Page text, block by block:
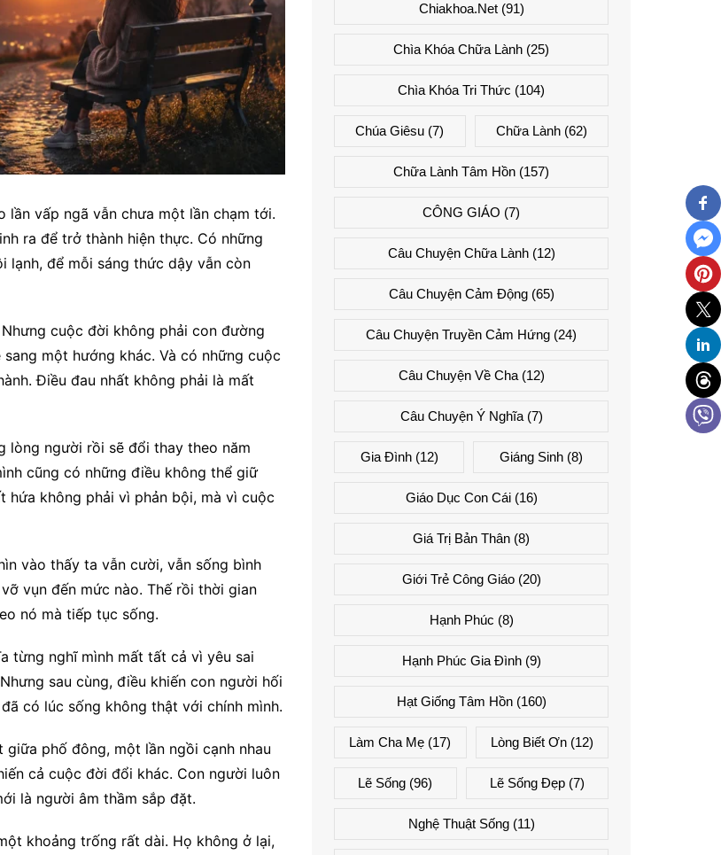
vấp ngã vẫn chưa một lần chạm tới.
ra để trở thành hiện thực. Có những
lạnh, để mỗi sáng thức dậy vẫn còn
cuộc đời không phải con đường
một hướng khác. Và có những cuộc
Điều đau nhất không phải là mất
lòng người rồi sẽ đổi thay theo năm
cũng có những điều không thể giữ
không phải vì phản bội, mà vì cuộc
vào thấy ta vẫn cười, vẫn sống bình
vụn đến mức nào. Thế rồi thời gian
nó mà tiếp tục sống.
từng nghĩ mình mất tất cả vì yêu sai
sau cùng, điều khiến con người hối
có lúc sống không thật với chính mình.
phố đông, một lần ngồi cạnh nhau
cả cuộc đời đổi khác. Con người luôn
là người âm thầm sắp đặt.
khoảng trống rất dài. Họ không ở lại,
Chiakhoa.net(91)
Chìa Khóa Chữa Lành (25)
Chìa Khóa Tri Thức (104)
Chúa Giêsu (7) Chữa Lành(62)
Chữa Lành Tâm Hồn (157)
CÔNG GIÁO (7)
Câu Chuyện Chữa Lành(12)
Câu Chuyện Cảm Động(65)
Câu Chuyện Truyền Cảm Hứng (24)
Câu Chuyện Về Cha(12)
Câu Chuyện Ý Nghĩa(7)
Gia Đình(12) Giáng Sinh(8)
Giáo Dục Con Cái(16)
Giá Trị Bản Thân (8)
Giới Trẻ Công Giáo(20)
Hạnh Phúc (8)
Hạnh Phúc Gia Đình(9)
Hạt Giống Tâm Hồn(160)
Làm Cha Mẹ (17) Lòng Biết Ơn(12)
Lẽ Sống (96) Lẽ Sống Đẹp(7)
Nghệ Thuật Sống(11)